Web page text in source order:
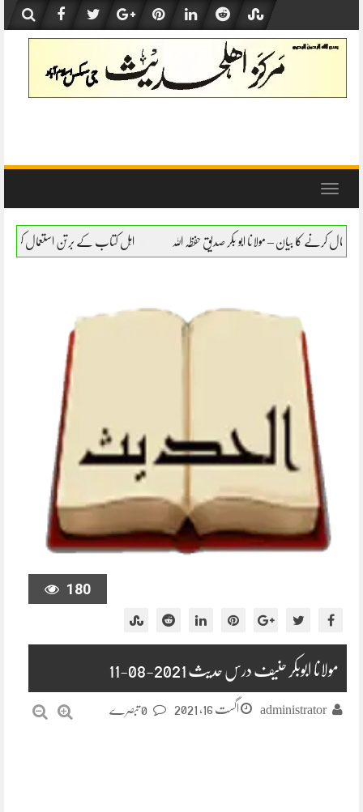
content
Toggle
بکر صدیق حفظہ اللہ اہل کتاب کے برتن استعمال کرنے کا بیان – مولانا ابو بکر صدیق
180
مولانا ابوبکر حنیف درس حدیث 2021-08-11
administrator اگست 16, 2021